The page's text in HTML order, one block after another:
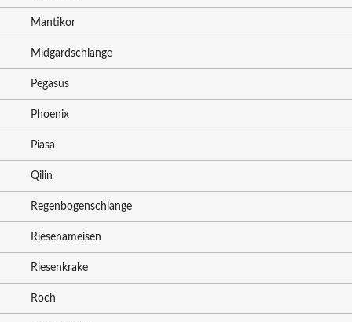
Mantikor
Midgardschlange
Pegasus
Phoenix
Piasa
Qilin
Regenbogenschlange
Riesenameisen
Riesenkrake
Roch